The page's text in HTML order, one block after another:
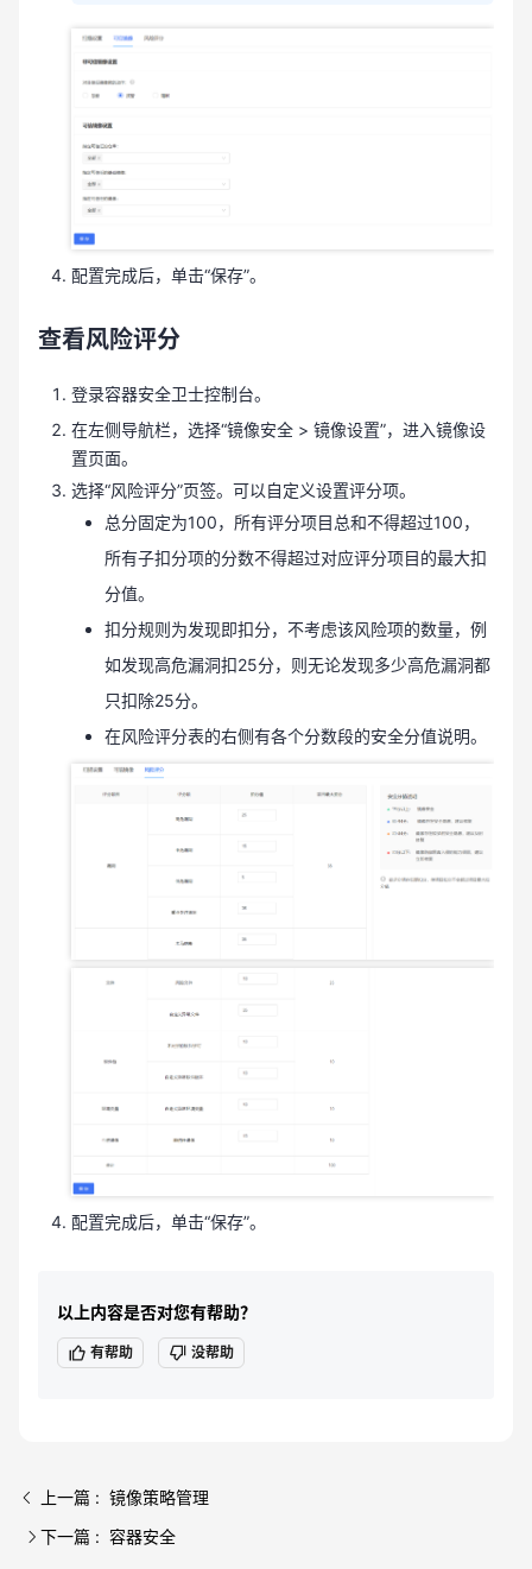
配置完成后，单击“保存”。
查看风险评分
登录容器安全卫士控制台。
在左侧导航栏，选择“镜像安全 > 镜像设置”，进入镜像设
置页面。
选择“风险评分”页签。可以自定义设置评分项。
总分固定为100，所有评分项目总和不得超过100，
所有子扣分项的分数不得超过对应评分项目的最大扣
分值。
扣分规则为发现即扣分，不考虑该风险项的数量，例
如发现高危漏洞扣25分，则无论发现多少高危漏洞都
只扣除25分。
在风险评分表的右侧有各个分数段的安全分值说明。
配置完成后，单击“保存”。
以上内容是否对您有帮助？
有帮助 没帮助
上一篇 : 镜像策略管理
下一篇 : 容器安全